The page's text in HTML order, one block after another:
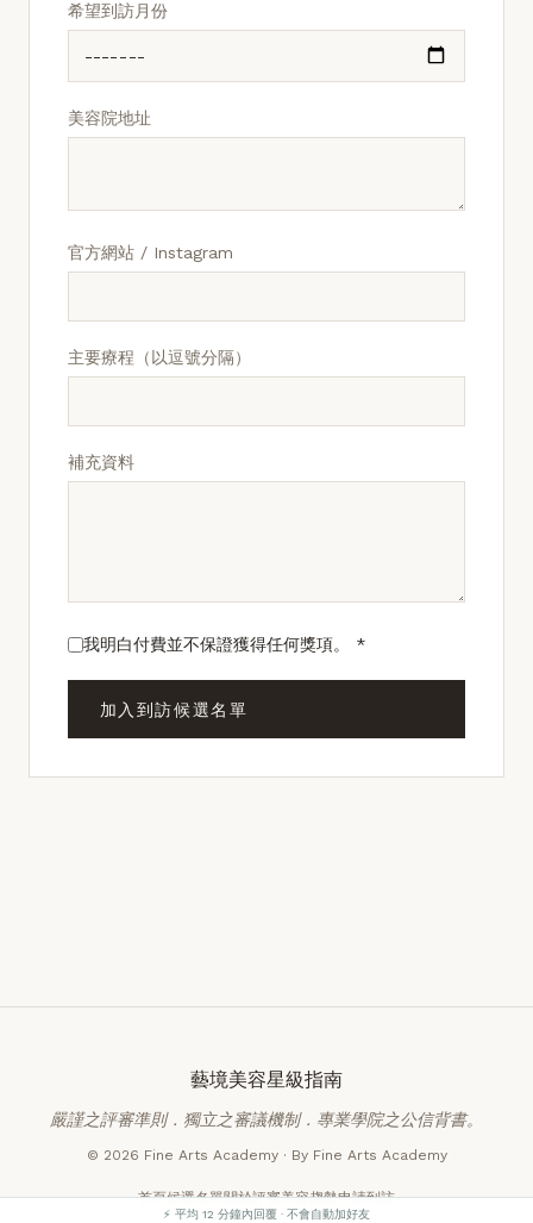
希望到訪月份
美容院地址
官方網站 / Instagram
主要療程（以逗號分隔）
補充資料
我明白付費並不保證獲得任何獎項。 *
加入到訪候選名單
藝境美容星級指南
嚴謹之評審準則．獨立之審議機制．專業學院之公信背書。
© 2026 Fine Arts Academy · By Fine Arts Academy
首頁候選名單關於評審美容趨勢申請到訪
⚡ 平均 12 分鐘內回覆 · 不會自動加好友